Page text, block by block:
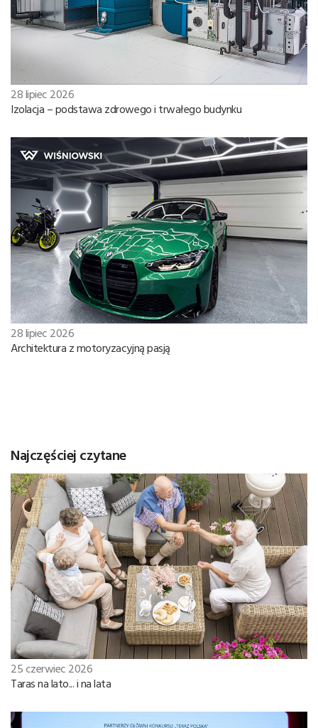
28 lipiec 2026
Izolacja – podstawa zdrowego i trwałego budynku
28 lipiec 2026
Architektura z motoryzacyjną pasją
Najczęściej czytane
25 czerwiec 2026
Taras na lato... i na lata